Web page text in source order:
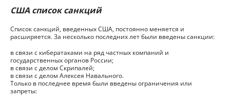
США список санкций
Список санкций, введенных США, постоянно меняется и
расширяется. За несколько последних лет были введены санкции:
в связи с кибератаками на ряд частных компаний и
государственных органов России;
в связи с делом Скрипалей;
в связи с делом Алексея Навального.
Только в последнее время были введены ограничения или
запреты: